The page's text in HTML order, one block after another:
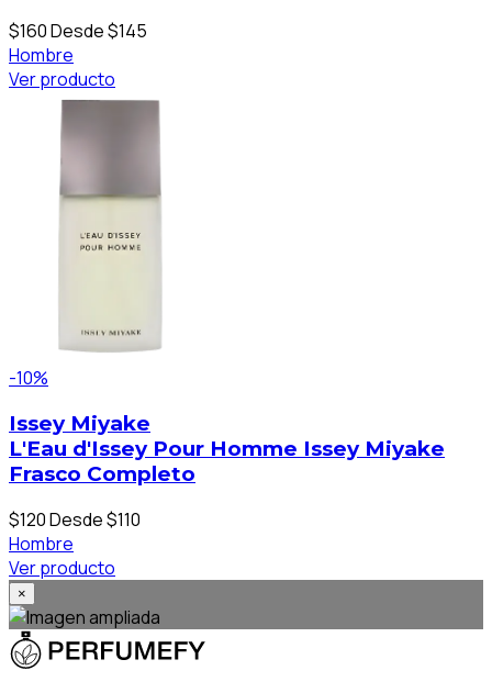
$160Desde $145
Hombre
Ver producto
-10%
Issey Miyake
L'Eau d'Issey Pour Homme Issey Miyake
Frasco Completo
$120Desde $110
Hombre
Ver producto
×